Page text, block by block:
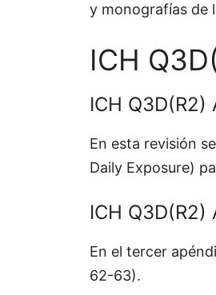
y monografías de
ICH
ICH
En esta revisión
Daily Exposure)
ICH
En el tercer
62-63).